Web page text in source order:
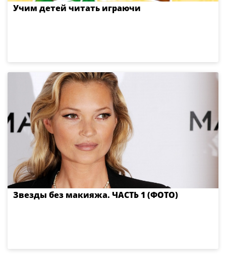
Учим детей читать играючи
Звезды без макияжа. ЧАСТЬ 1 (ФОТО)